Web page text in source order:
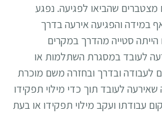
מצטברים שהביאו לפגיעה. נפגע
במידה והפגיעה אירעה בדרך
סטייה מהדרך במקרים
לעובד במסגרת השתלמות או
לעבודה ובדרך ובחזרה משם מוכרת
לעובד תוך כדי מילוי תפקידו
עבודתו ועקב מילוי תפקידו או בעת